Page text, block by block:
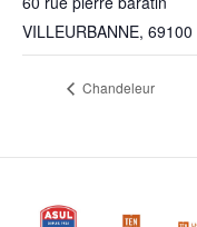
VILLEURBANNE, 69100
Chandeleur